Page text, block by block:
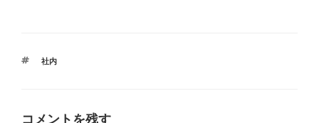
タ
社内
コメントを残す